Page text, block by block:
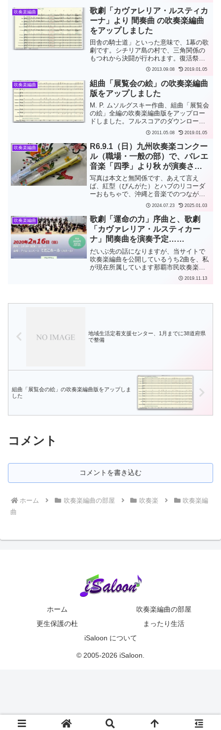
く、東京音楽隊演奏音源もダウンロード
できます。海上自...
吹奏楽編曲
歌劇「カヴァレリア・ルスティカ
ーナ」より 間奏曲 の吹奏楽編曲
をアップしました
田舎の騎士道」といった意味で、1幕の歌
劇です。シチリア島の村で、三角関係の
もつれから決闘が行われます。復活祭の
日の朝、青年が以前の恋人に誘われてい
ちょうど通りかかった以前の恋人の旦那
に、事の次第を話します...
2013.09.08 2019.01.05
吹奏楽編曲
組曲「展覧会の絵」の吹奏楽編曲
版をアップしました
M. P. ムソルグスキー作曲、組曲「展覧会
の絵」全編の吹奏楽編曲版をアップロー
ドしました。フルスコアのダウンロード
が可能です。この曲は、ムソルグスキー
が友人の画家ハルトマンの遺作展を主催
したスターソフに献呈したもので、ハル
トマンの絵に寄せ...
2011.05.08 2019.01.05
吹奏楽編曲
R6.9.1（日）九州吹奏楽コンクー
ル（職場・一般の部）で、バレエ
音楽「四季」より秋 が演奏され
ます
写真は本文と無関係です、あえて言え
ば、紅型（びんがた）とハブのリコーダ
ーおもちゃで、沖縄と音楽でのつながり
と言えなくもないです、ちなみに令和
7（2025）年は巳年2024年7月28日
（日）、沖縄市民会館大ホールで開催さ
れます、沖縄県吹奏楽コ...
2024.07.23 2025.01.03
吹奏楽編曲
歌劇「運命の力」序曲と、歌劇
「カヴァレリア・ルスティカー
ナ」間奏曲を演奏予定…
2/16（日）那覇市民吹奏楽団
だいぶ先の話になりますが、当サイトで
吹奏楽編曲を公開しているうち2曲を、私
が現在所属しています那覇市民吹奏楽団
の第21回定期演奏会で演奏する予定で
す。歌劇「運命の力」序曲（G. ヴェルデ
2019.11.13
地域生活定着支援センター、1月までに38道府県
で整備
組曲「展覧会の絵」の吹奏楽編曲版をアップしま
した
コメント
コメントを書き込む
ホーム 吹奏楽編曲の部屋 吹奏楽
吹奏楽編
曲
ホーム
吹奏楽編曲の部屋
更生保護の杜
まったり生活
iSaloon について
© 2005-2026 iSaloon.